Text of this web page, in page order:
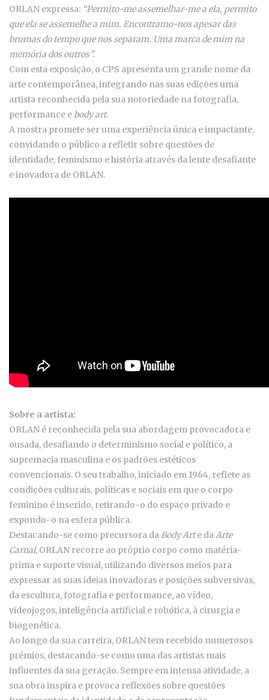
ORLAN expressa: “Permito-me assemelhar-me a ela, permito
que ela se assemelhe a mim. Encontramo-nos apesar das
brumas do tempo que nos separam. Uma marca de mim na
memória dos outros”.
Com esta exposição, o CPS apresenta um grande nome da
arte contemporânea, integrando nas suas edições uma
artista reconhecida pela sua notoriedade na fotografia,
performance e body art.
A mostra promete ser uma experiência única e impactante,
convidando o público a refletir sobre questões de
identidade, feminismo e história através da lente desafiante
e inovadora de ORLAN.
Sobre a artista:
ORLAN é reconhecida pela sua abordagem provocadora e
ousada, desafiando o determinismo social e político, a
supremacia masculina e os padrões estéticos
convencionais. O seu trabalho, iniciado em 1964, reflete as
condições culturais, políticas e sociais em que o corpo
feminino é inserido, retirando-o do espaço privado e
expondo-o na esfera pública.
Destacando-se como precursora daBody Arte daArte
Carnal, ORLAN recorre ao próprio corpo como matéria-
prima e suporte visual, utilizando diversos meios para
expressar as suas ideias inovadoras e posições subversivas,
da escultura, fotografia e performance, ao vídeo,
videojogos, inteligência artificial e robótica, à cirurgia e
biogenética.
Ao longo da sua carreira, ORLAN tem recebido numerosos
prémios, destacando-se como uma das artistas mais
influentes da sua geração. Sempre em intensa atividade, a
sua obra inspira e provoca reflexões sobre questões